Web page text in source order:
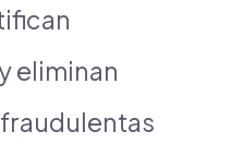
eliminan